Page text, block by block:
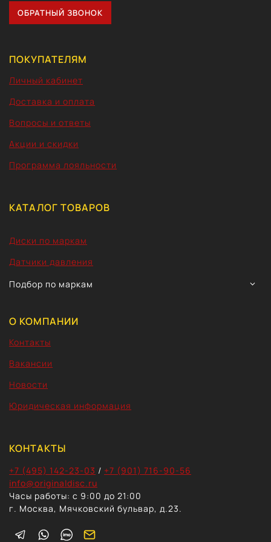
ОБРАТНЫЙ ЗВОНОК
ПОКУПАТЕЛЯМ
Личный кабинет
Доставка и оплата
Вопросы и ответы
Акции и скидки
Программа лояльности
КАТАЛОГ ТОВАРОВ
Диски по маркам
Датчики давления
Подбор по маркам
О КОМПАНИИ
Контакты
Вакансии
Новости
Юридическая информация
КОНТАКТЫ
+7 (495) 142-23-03 / +7 (901) 716-90-56
info@originaldisc.ru
Часы работы: с 9:00 до 21:00
г. Москва, Мячковский бульвар, д.23.